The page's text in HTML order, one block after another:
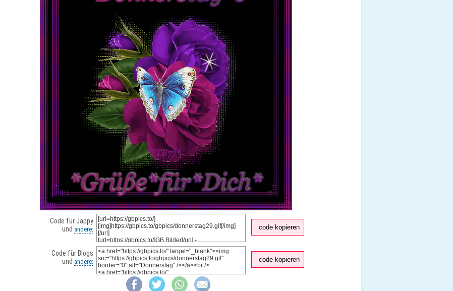
Code für Jappy
und andere: code kopieren
Code für Blogs
und andere: code kopieren